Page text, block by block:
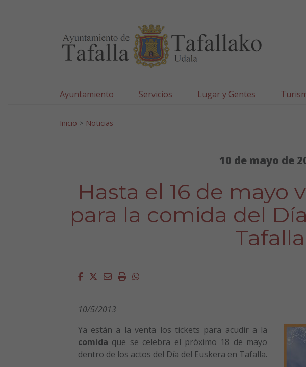
Ayuntamiento Servicios Lugar y Gentes
Inicio > Noticias
10 de mayo de
Hasta el 16 de mayo
para la comida del
Tafalla
Facebook
Twitter
EmailImprimirWhatsapp
10/5/2013
Ya están a la venta los tickets para acudir a la
comida que se celebra el próximo 18 de mayo
dentro de los actos del Día del Euskera en Tafalla.